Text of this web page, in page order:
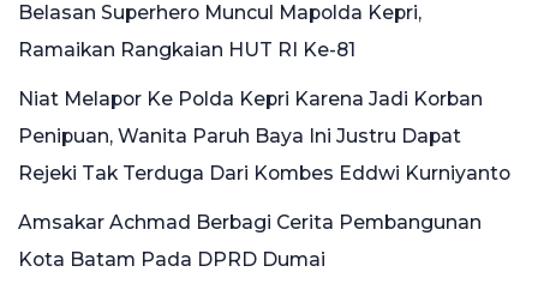
Belasan Superhero Muncul Mapolda Kepri,
Ramaikan Rangkaian HUT RI Ke-81
Niat Melapor Ke Polda Kepri Karena Jadi Korban
Penipuan, Wanita Paruh Baya Ini Justru Dapat
Rejeki Tak Terduga Dari Kombes Eddwi Kurniyanto
Amsakar Achmad Berbagi Cerita Pembangunan
Kota Batam Pada DPRD Dumai